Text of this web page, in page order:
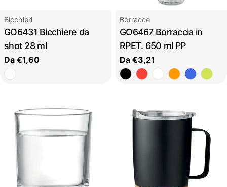
Tipo:
Bicchieri
GO6431 Bicchiere da
shot 28 ml
Prezzo
Da €1,60
Tipo:
Borracce
GO6467 Borraccia in
RPET. 650 ml PP
Prezzo
regolare
Da €3,21